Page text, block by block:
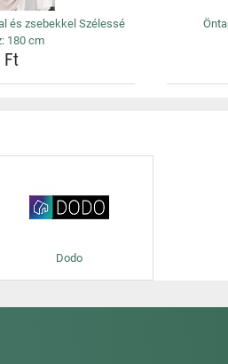
és zsebekkel Szélessé
180 cm
Ft
Dodo